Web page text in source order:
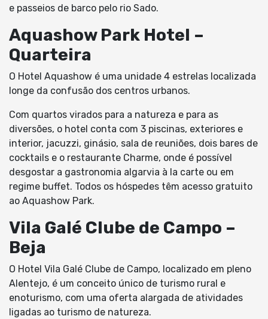
e passeios de barco pelo rio Sado.
Aquashow Park Hotel –
Quarteira
O Hotel Aquashow é uma unidade 4 estrelas localizada
longe da confusão dos centros urbanos.
Com quartos virados para a natureza e para as
diversões, o hotel conta com 3 piscinas, exteriores e
interior, jacuzzi, ginásio, sala de reuniões, dois bares de
cocktails e o restaurante Charme, onde é possível
desgostar a gastronomia algarvia à la carte ou em
regime buffet. Todos os hóspedes têm acesso gratuito
ao Aquashow Park.
Vila Galé Clube de Campo –
Beja
O Hotel Vila Galé Clube de Campo, localizado em pleno
Alentejo, é um conceito único de turismo rural e
enoturismo, com uma oferta alargada de atividades
ligadas ao turismo de natureza.